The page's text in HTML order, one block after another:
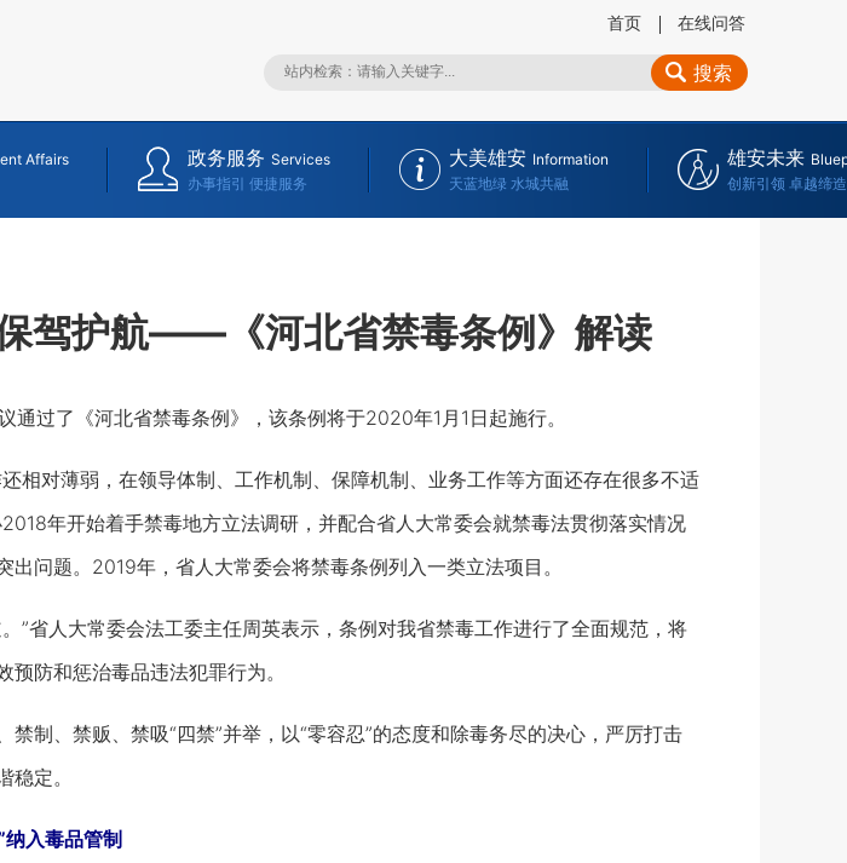
首页 在线问答
搜索
Affairs
政务服务 Services
办事指引 便捷服务
大美雄安 Information
天蓝地绿 水城共融
雄安未来
创新引领 卓越缔造
驾护航——《河北省禁毒条例》解读
过了《河北省禁毒条例》，该条例将于2020年1月1日起施行。
对薄弱，在领导体制、工作机制、保障机制、业务工作等方面还存在很多不适
年开始着手禁毒地方立法调研，并配合省人大常委会就禁毒法贯彻落实情况
问题。2019年，省人大常委会将禁毒条例列入一类立法项目。
省人大常委会法工委主任周英表示，条例对我省禁毒工作进行了全面规范，将
防和惩治毒品违法犯罪行为。
、禁贩、禁吸“四禁”并举，以“零容忍”的态度和除毒务尽的决心，严厉打击
定。
入毒品管制